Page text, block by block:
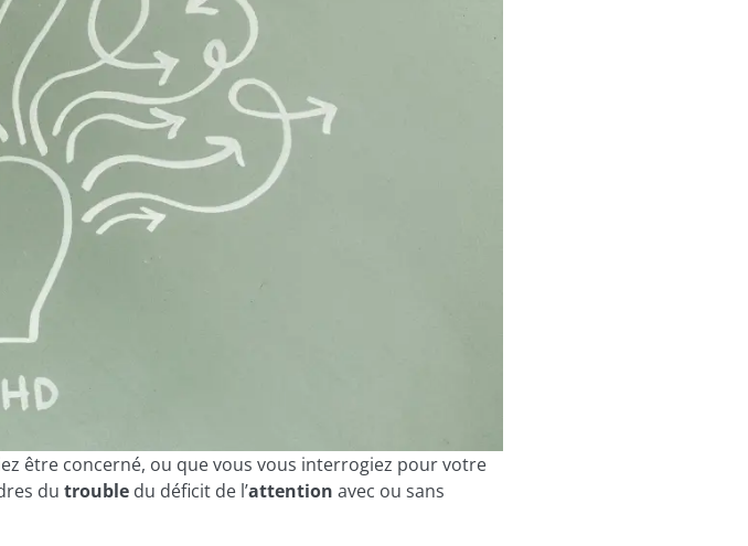
être concerné, ou que vous vous interrogiez pour votre
du trouble du déficit de l’attention avec ou sans